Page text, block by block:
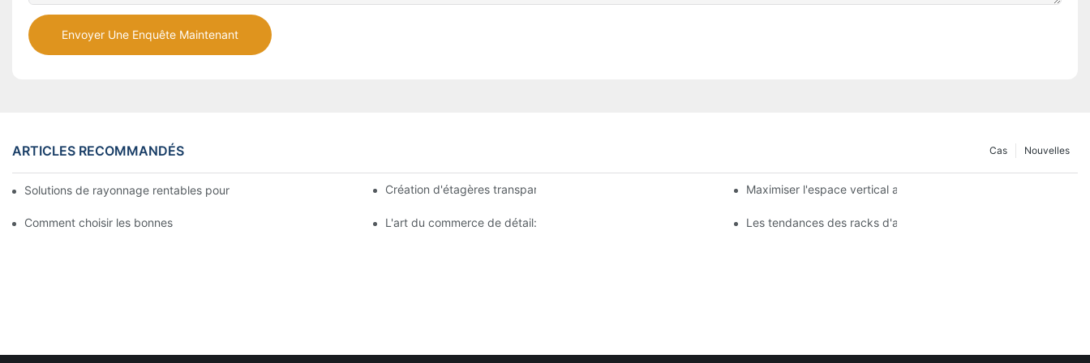
Envoyer Une Enquête Maintenant
ARTICLES RECOMMANDÉS Nouvelles
Cas
Solutions de rayonnage rentables pour les supermarchés: une analyse complèteCréation d'étagères transparentes: Conseils de conception d'étagères de gondoleMaximiser l'espace vertical avec des conceptions créatives de
Comment choisir les bonnes étagères en gondole pour votre magasinL'art du commerce de détail: choisir les meilleurs racks pour vos produitsLes tendances des racks d'affichage des magasins que vous